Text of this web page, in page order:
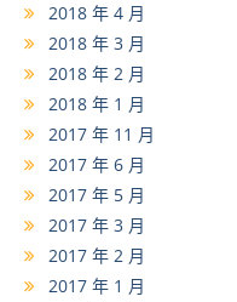
2018 年 4 月
2018 年 3 月
2018 年 2 月
2018 年 1 月
2017 年 11 月
2017 年 6 月
2017 年 5 月
2017 年 3 月
2017 年 2 月
2017 年 1 月